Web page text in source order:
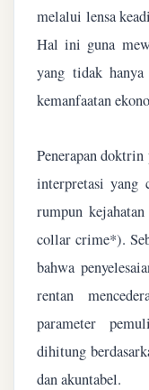
melalui lensa
Hal ini guna
yang tidak
kemanfaatan
Penerapan
interpretasi yang
rumpun
collar crime*).
bahwa
rentan
parameter
dihitung
dan akuntabel.